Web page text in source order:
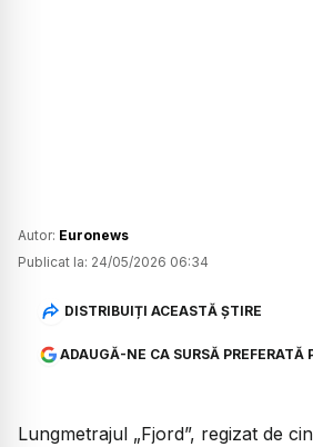
Autor: Euronews
Publicat la: 24/05/2026 06:34
DISTRIBUIȚI ACEASTĂ ȘTIRE
ADAUGĂ-NE CA SURSĂ PREFERATĂ
Lungmetrajul „Fjord”, regizat de